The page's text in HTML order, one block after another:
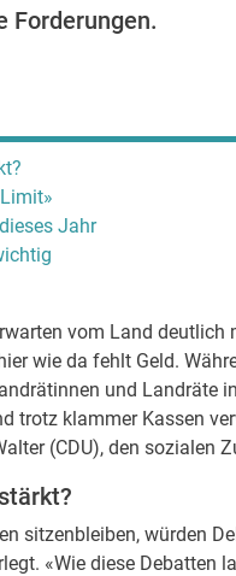
Forderungen.
Jahr
vom Land
wie da fehlt Geld.
und Landräte
trotz klammer Kassen
(CDU), den sozialen
sitzenbleiben, würden
«Wie diese Debatten